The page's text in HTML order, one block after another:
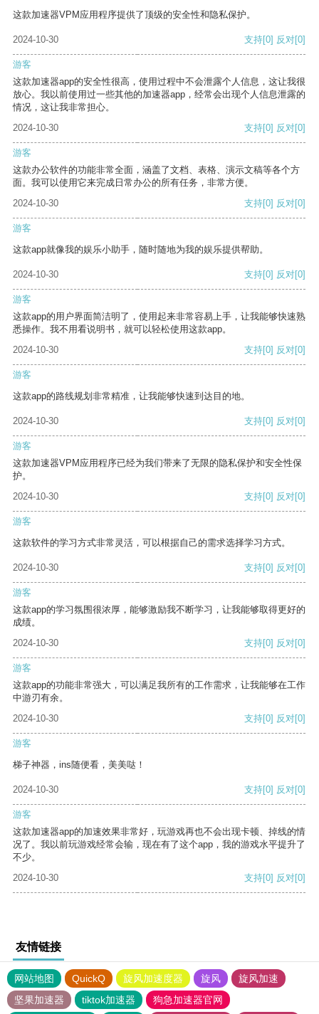
这款加速器VPM应用程序提供了顶级的安全性和隐私保护。
2024-10-30 支持[0] 反对[0]
游客
这款加速器app的安全性很高，使用过程中不会泄露个人信息，这让我很
放心。我以前使用过一些其他的加速器app，经常会出现个人信息泄露的
情况，这让我非常担心。
2024-10-30
支持[0] 反对[0]
游客
这款办公软件的功能非常全面，涵盖了文档、表格、演示文稿等各个方
面。我可以使用它来完成日常办公的所有任务，非常方便。
2024-10-30
支持[0] 反对[0]
游客
这款app就像我的娱乐小助手，随时随地为我的娱乐提供帮助。
2024-10-30 支持[0] 反对[0]
游客
这款app的用户界面简洁明了，使用起来非常容易上手，让我能够快速熟
悉操作。我不用看说明书，就可以轻松使用这款app。
2024-10-30
支持[0] 反对[0]
游客
这款app的路线规划非常精准，让我能够快速到达目的地。
2024-10-30 支持[0] 反对[0]
游客
这款加速器VPM应用程序已经为我们带来了无限的隐私保护和安全性保
护。
2024-10-30
支持[0] 反对[0]
游客
这款软件的学习方式非常灵活，可以根据自己的需求选择学习方式。
2024-10-30 支持[0] 反对[0]
游客
这款app的学习氛围很浓厚，能够激励我不断学习，让我能够取得更好的
成绩。
2024-10-30
支持[0] 反对[0]
游客
这款app的功能非常强大，可以满足我所有的工作需求，让我能够在工作
中游刃有余。
2024-10-30
支持[0] 反对[0]
游客
梯子神器，ins随便看，美美哒！
2024-10-30 支持[0] 反对[0]
游客
这款加速器app的加速效果非常好，玩游戏再也不会出现卡顿、掉线的情
况了。我以前玩游戏经常会输，现在有了这个app，我的游戏水平提升了
不少。
2024-10-30
支持[0] 反对[0]
友情链接
网站地图 QuickQ 旋风加速度器 旋风
旋风加速
坚果加速器
tiktok加速器 狗急加速器官网